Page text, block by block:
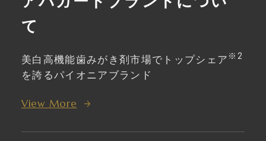
て
美白高機能歯みがき剤市場でトップシェア ※2
を誇るパイオニアブランド
View More